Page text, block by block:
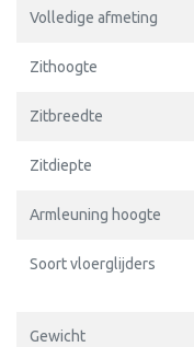
Volledige afmeting
Zithoogte
Zitbreedte
Zitdiepte
Armleuning hoogte
Soort vloerglijders
Gewicht